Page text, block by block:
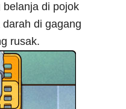
belanja di pojok
di gagang
rusak.